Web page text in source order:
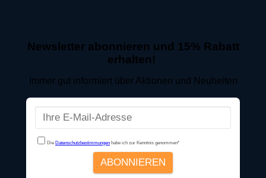
Newsletter abonnieren und 15% Rabatt
erhalten!
Immer gut informiert über Aktionen und Neuheiten